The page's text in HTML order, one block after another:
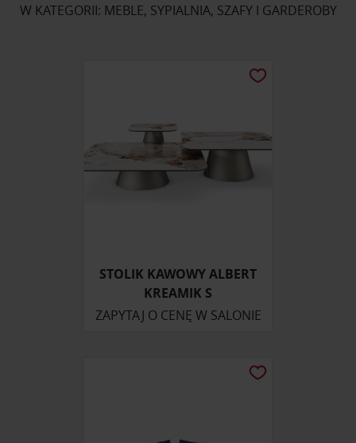
W KATEGORII: MEBLE, SYPIALNIA, SZAFY I GARDEROBY
STOLIK KAWOWY ALBERT
KREAMIK S
ZAPYTAJ O CENĘ W SALONIE